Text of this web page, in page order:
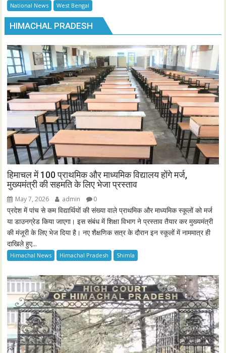
National News West Bengal
HIMACHAL PRADESH
हिमाचल में 100 प्राथमिक और माध्यमिक विद्यालय होंगे मर्ज,
मुख्यमंत्री की सहमति के लिए भेजा प्रस्ताव
May 7, 2026 admin 0
प्रदेश में पांच से कम विद्यार्थियों की संख्या वाले प्राथमिक और माध्यमिक स्कूलों को मर्ज
या डाउनग्रेड किया जाएगा। इस संबंध में शिक्षा विभाग ने प्रस्ताव तैयार कर मुख्यमंत्री
की मंजूरी के लिए भेज दिया है। नए शैक्षणिक सत्र के दौरान इन स्कूलों में नाममात्र ही
दाखिले हुए...
Himachal News Himachal Pradesh Shimla